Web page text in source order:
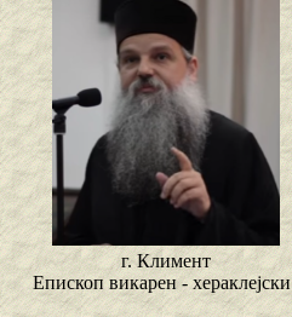
г. Климент
Епископ викарен - хераклејски